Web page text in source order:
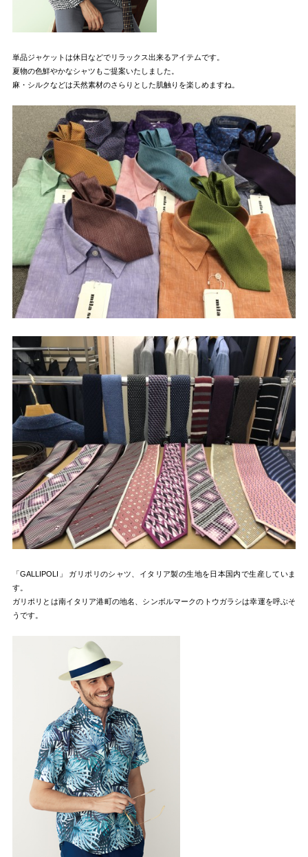
単品ジャケットは休日などでリラックス出来るアイテムです。
夏物の色鮮やかなシャツもご提案いたしました。
麻・シルクなどは天然素材のさらりとした肌触りを楽しめますね。
「GALLIPOLI」 ガリポリのシャツ、イタリア製の生地を日本国内で生産していま
す。
ガリポリとは南イタリア港町の地名、シンボルマークのトウガラシは幸運を呼ぶそ
うです。